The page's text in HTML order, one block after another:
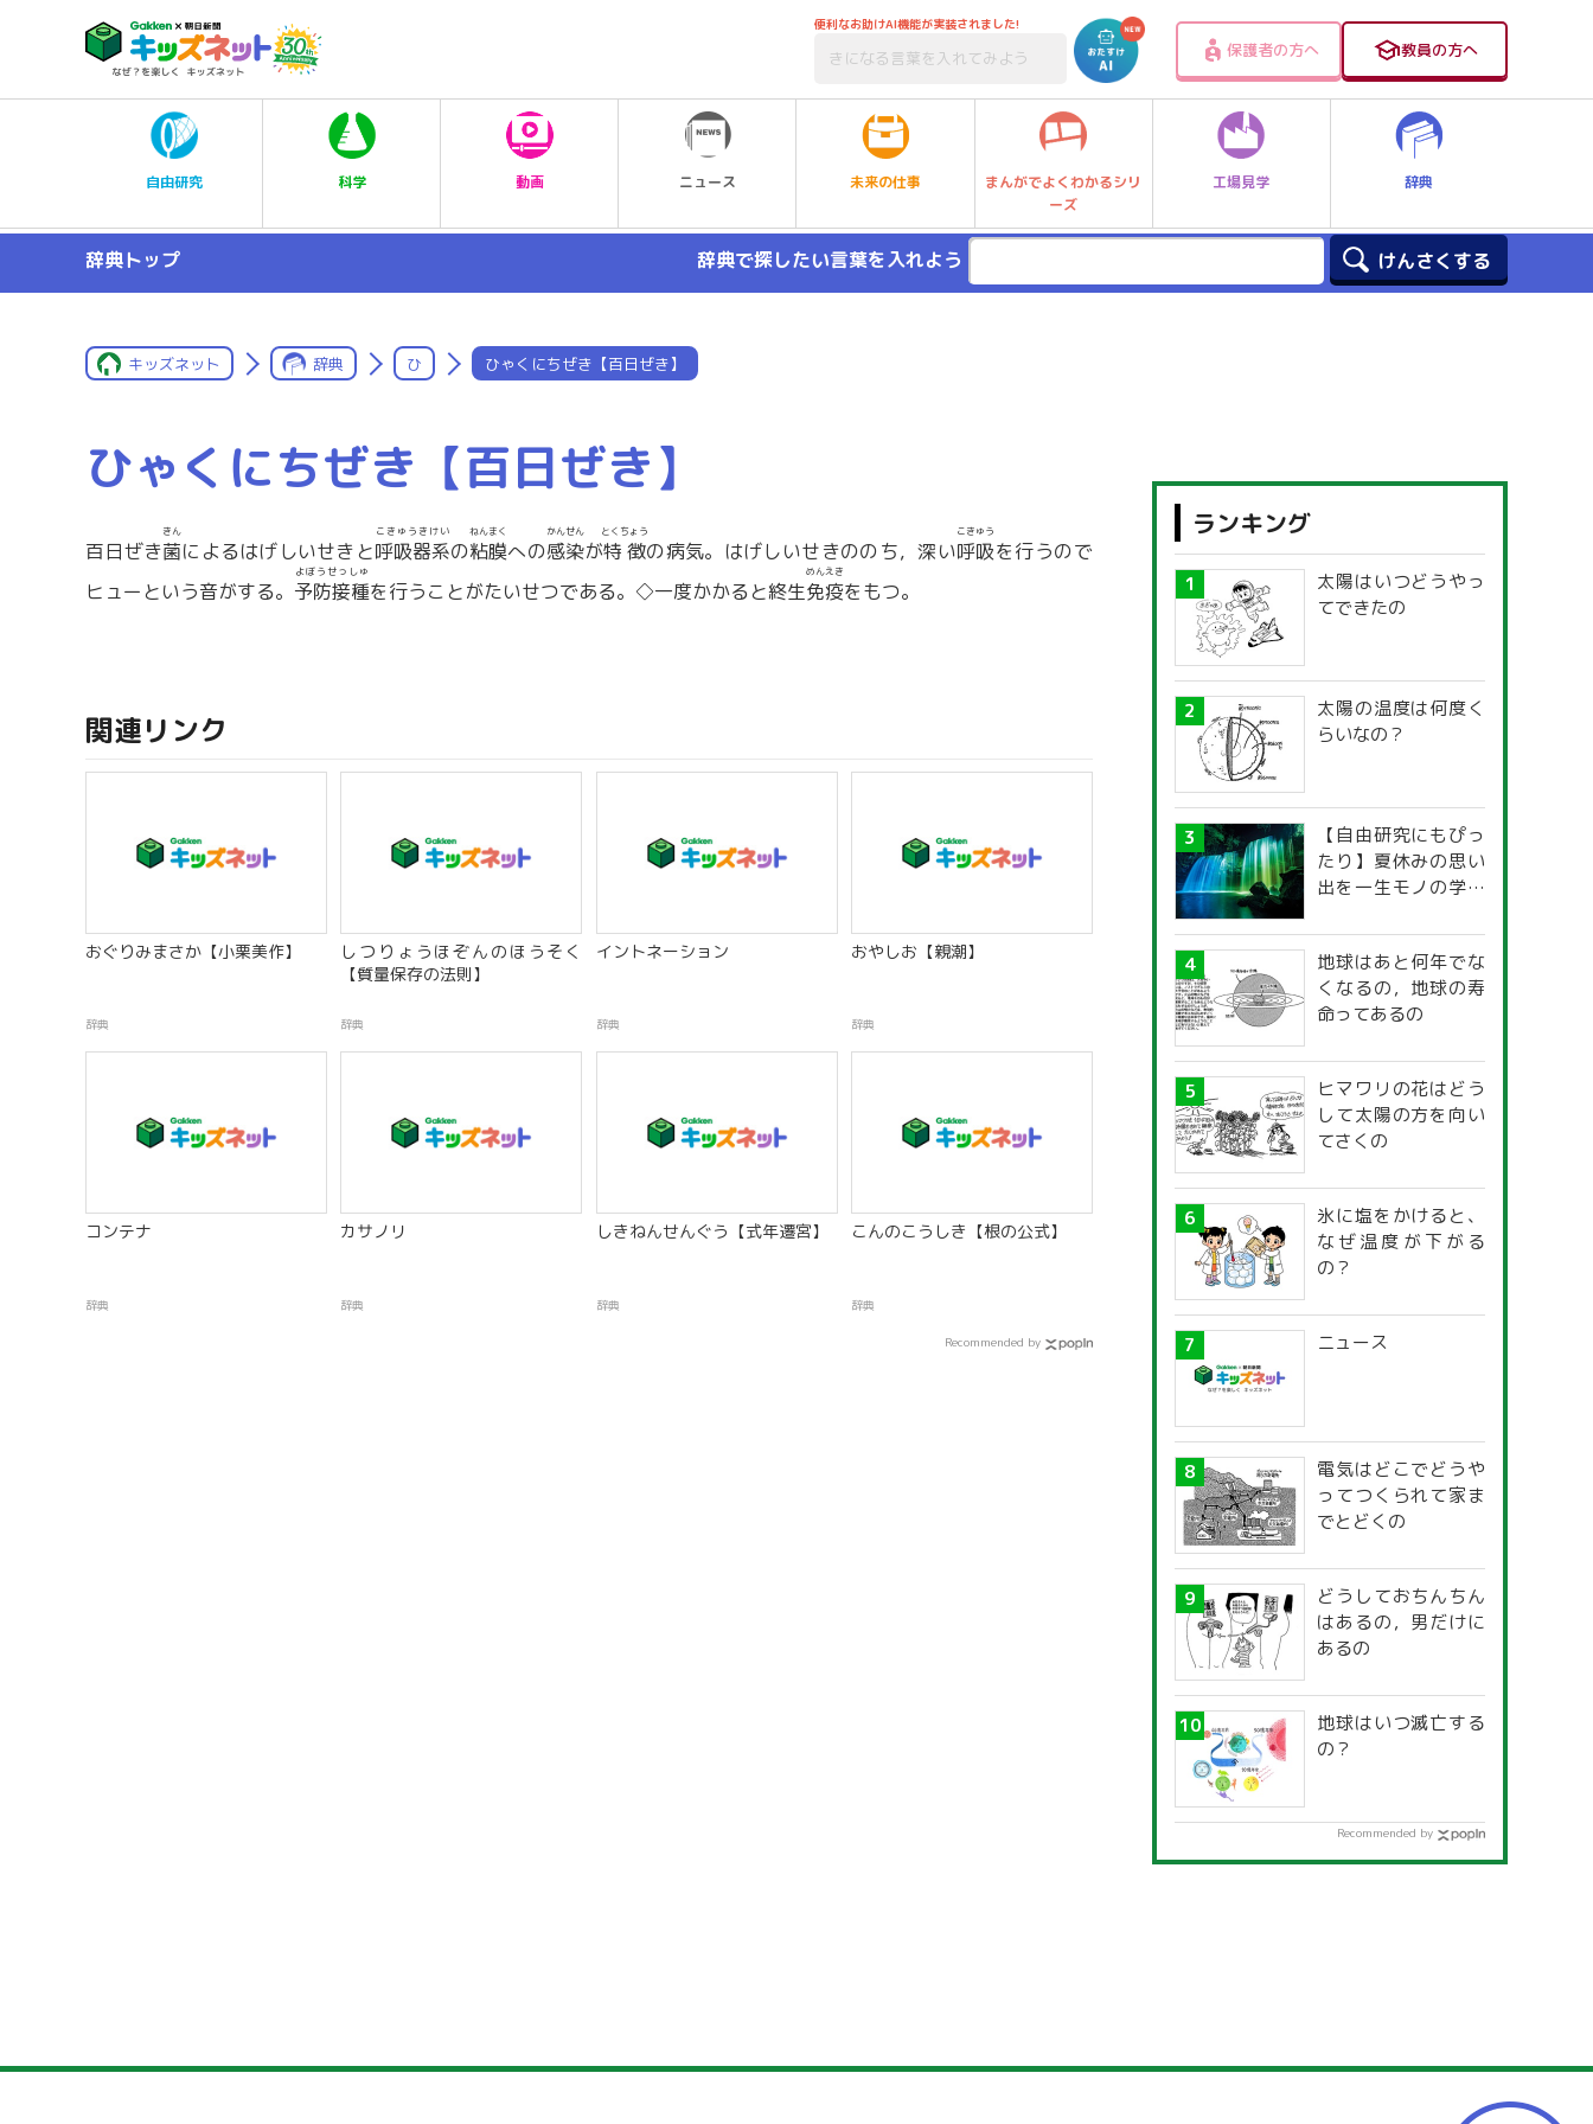
便利なお助けAI機能が実装されました!
保護者の方へ 教員の方へ
自由研究 科学 動画 ニュース 未来の仕事
まんがでよくわかるシリ
ーズ
工場見学 辞典
辞典トップ 辞典で探したい言葉を入れよう
キッズネット 辞典 ひ ひゃくにちぜき【百日ぜき】
ひゃくにちぜき【百日ぜき】
百日ぜき菌
きん
によるはげしいせきと呼吸器系
こきゅうきけい
の粘膜
ねんまく
への感染
かんせん
が特徴
とくちょう
の病気。はげしいせきののち，深い呼吸
こきゅう
を行うので
ヒューという音がする。 予防接種
よぼうせっしゅ
を行うことがたいせつである。◇一度かかると終生免疫
めんえき
をもつ。
関連リンク
おぐりみまさか【小栗美作】
辞典
しつりょうほぞんのほうそく
【質量保存の法則】
辞典
イントネーション
辞典
おやしお【親潮】
辞典
コンテナ
辞典
カサノリ
辞典
しきねんせんぐう【式年遷宮】
辞典
こんのこうしき【根の公式】
辞典
Recommended by
ランキング
太陽はいつどうやっ
てできたの
太陽の温度は何度く
らいなの？
【自由研究にもぴっ
たり】夏休みの思い
出を一生モノの学び
探究ガイド
地球はあと何年でな
くなるの，地球の寿
命ってあるの
ヒマワリの花はどう
して太陽の方を向い
てさくの
氷に塩をかけると、
なぜ温度が下がる
の？
ニュース
電気はどこでどうや
ってつくられて家ま
でとどくの
どうしておちんちん
はあるの，男だけに
あるの
地球はいつ滅亡する
の？
Recommended by